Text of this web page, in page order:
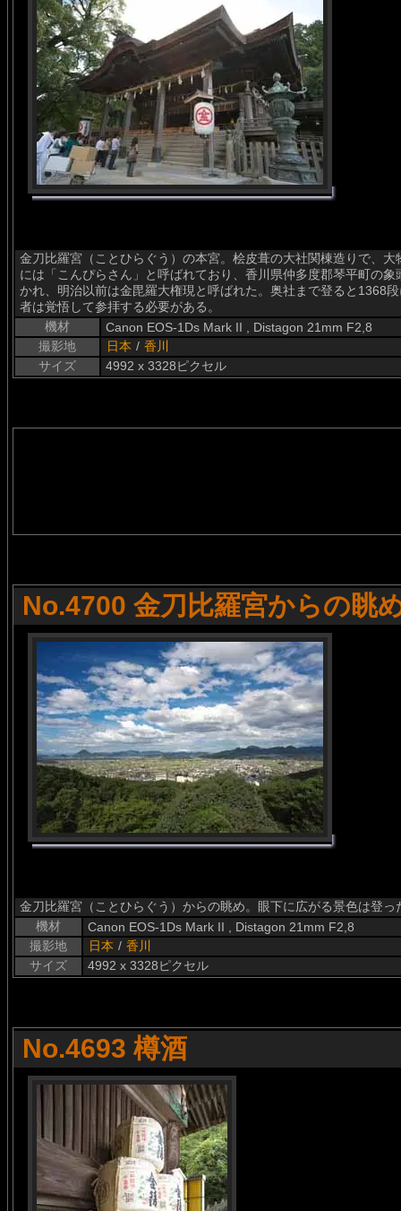
金刀比羅宮（ことひらぐう）の本宮。桧皮葺の大社関棟造りで、
には「こんぴらさん」と呼ばれており、香川県仲多度郡琴平町の
かれ、明治以前は金毘羅大権現と呼ばれた。奥社まで登ると1368
者は覚悟して参拝する必要がある。
機材
Canon EOS-1Ds Mark II , Distagon 21mm F2,8
撮影地
日本 / 香川
サイズ
4992 x 3328ピクセル
No.4700 金刀比羅宮からの眺
金刀比羅宮（ことひらぐう）からの眺め。眼下に広がる景色は登
機材
Canon EOS-1Ds Mark II , Distagon 21mm F2,8
撮影地
日本 / 香川
サイズ
4992 x 3328ピクセル
No.4693 樽酒